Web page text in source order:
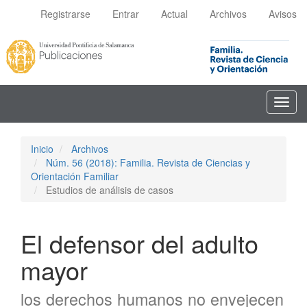
principal
principal
Barra
lateral
Registrarse Entrar Actual Archivos Avisos
Inicio
Archivos
Núm. 56 (2018): Familia. Revista de Ciencias y
Orientación Familiar
Estudios de análisis de casos
El defensor del adulto
mayor
los derechos humanos no envejecen